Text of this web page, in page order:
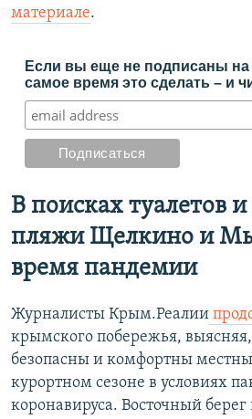
материале.
Если вы еще не подписаны
самое время это сделать – и
В поисках туалетов
пляжи Щелкино и
время пандемии
Журналисты Крым.Реалии
крымского побережья,
безопасны и комфортны
курортном сезоне в условиях
коронавируса. Восточный берег